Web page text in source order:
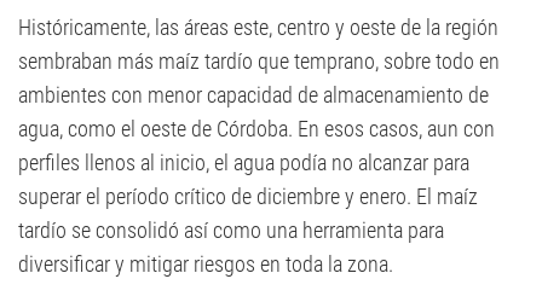
Históricamente, las áreas este, centro y oeste de la región
sembraban más maíz tardío que temprano, sobre todo en
ambientes con menor capacidad de almacenamiento de
agua, como el oeste de Córdoba. En esos casos, aun con
perfiles llenos al inicio, el agua podía no alcanzar para
superar el período crítico de diciembre y enero. El maíz
tardío se consolidó así como una herramienta para
diversificar y mitigar riesgos en toda la zona.